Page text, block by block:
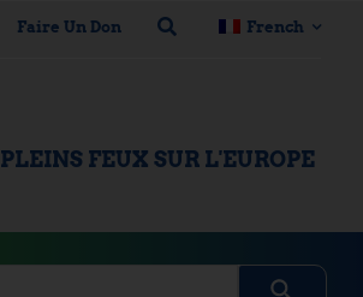
Faire Un Don French
PLEINS FEUX SUR L'EUROPE